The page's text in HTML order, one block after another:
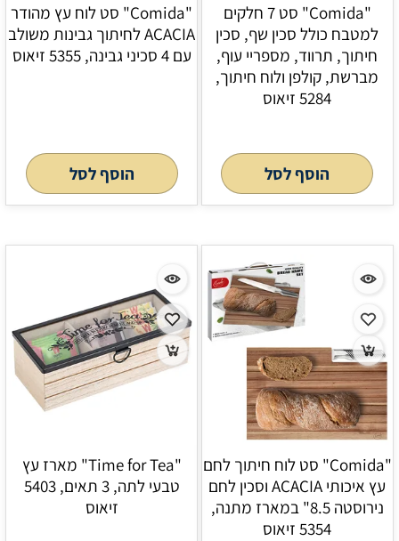
"Comida" סט 7 חלקים
למטבח כולל סכין שף, סכין
חיתוך, תרווד, מספריי עוף,
מברשת, קולפן ולוח חיתוך,
5284 זיאוס
הוסף לסל
"Comida" סט לוח עץ מהודר
ACACIA לחיתוך גבינות משולב
עם 4 סכיני גבינה, 5355 זיאוס
הוסף לסל
"Comida" סט לוח חיתוך לחם
עץ איכותי ACACIA וסכין לחם
נירוסטה 8.5" במארז מתנה,
5354 זיאוס
"Time for Tea" מארז עץ
טבעי לתה, 3 תאים, 5403
זיאוס